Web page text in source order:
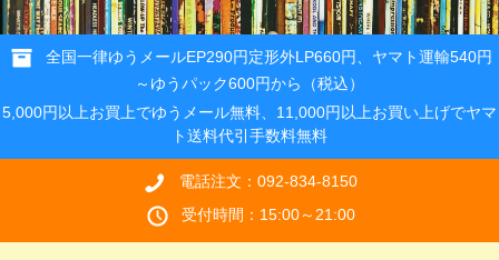
全国一律ゆうメールEP290円定形外LP660円、ヤマト運輸540円
～ゆうパック600円から（税込）
5,000円以上お買上でゆうメール無料、11,000円以上お買い上げでヤマ
ト送料代引手数料無料
電話注文：092-834-8150
受付時間：15:00～21:00